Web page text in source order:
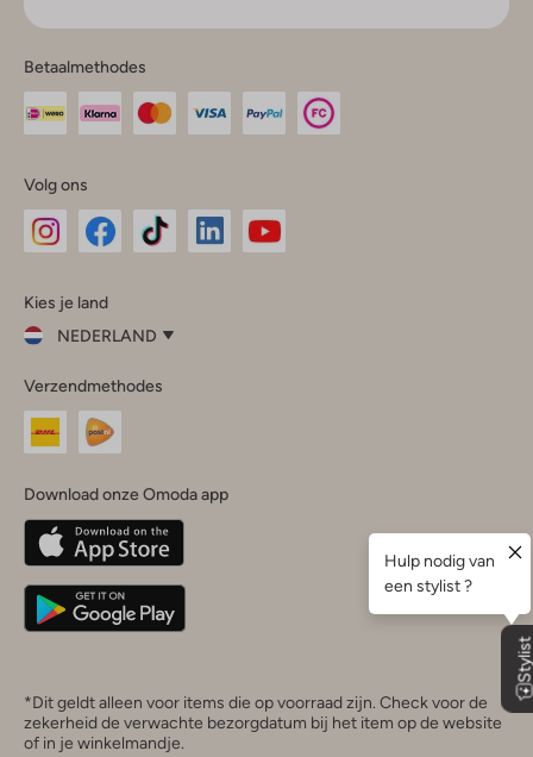
Betaalmethodes
Volg ons
InstagramFacebook
Kies je land
NEDERLAND
je
land
Nederland
Belgique(Français)
Deutschland
Verzendmethodes
Download onze Omoda app
*Dit geldt alleen voor items die op voorraad zijn. Check voor de
zekerheid de verwachte bezorgdatum bij het item op de website
of in je winkelmandje.